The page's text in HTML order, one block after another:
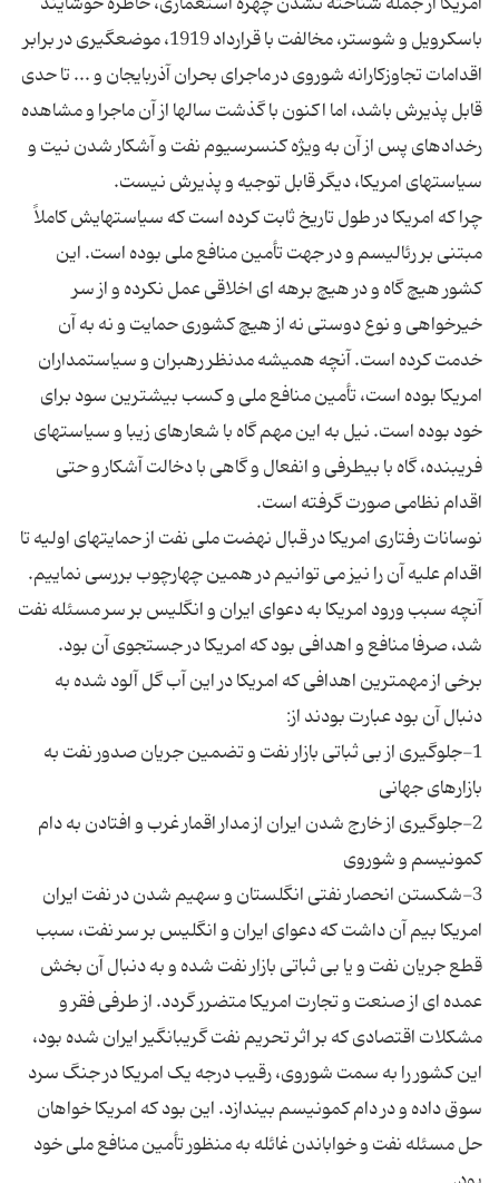
باسکرویل و شوستر، مخالفت با قرارداد 1919، موضعگیری در برابر
اقدامات تجاوزکارانه شوروی در ماجرای بحران آذربایجان و ... تا حدی
قابل پذیرش باشد، اما اکنون با گذشت سالها از آن ماجرا و مشاهده
رخدادهای پس از آن به ویژه کنسرسیوم نفت و آشکار شدن نیت و
چرا که امریکا در طول تاریخ ثابت کرده است که سیاستهایش کاملاً
مبتنی بر رئالیسم و در جهت تأمین منافع ملی بوده است. این
کشور هیچ گاه و در هیچ برهه ای اخلاقی عمل نکرده و از سر
خیرخواهی و نوع دوستی نه از هیچ کشوری حمایت و نه به آن
خدمت کرده است. آنچه همیشه مدنظر رهبران و سیاستمداران
امریکا بوده است، تأمین منافع ملی و کسب بیشترین سود برای
خود بوده است. نیل به این مهم گاه با شعارهای زیبا و سیاستهای
فریبنده، گاه با بیطرفی و انفعال و گاهی با دخالت آشکار و حتی
نوسانات رفتاری امریکا در قبال نهضت ملی نفت از حمایتهای اولیه تا
اقدام علیه آن را نیز می توانیم در همین چهارچوب بررسی نماییم.
آنچه سبب ورود امریکا به دعوای ایران و انگلیس بر سر مسئله نفت
برخی از مهمترین اهدافی که امریکا در این آب گل آلود شده به
1-جلوگیری از بی ثباتی بازار نفت و تضمین جریان صدور نفت به
2-جلوگیری از خارج شدن ایران از مدار اقمار غرب و افتادن به دام
امریکا بیم آن داشت که دعوای ایران و انگلیس بر سر نفت، سبب
قطع جریان نفت و یا بی ثباتی بازار نفت شده و به دنبال آن بخش
عمده ای از صنعت و تجارت امریکا متضرر گردد. از طرفی فقر و
مشکلات اقتصادی که بر اثر تحریم نفت گریبانگیر ایران شده بود،
این کشور را به سمت شوروی، رقیب درجه یک امریکا در جنگ سرد
سوق داده و در دام کمونیسم بیندازد. این بود که امریکا خواهان
حل مسئله نفت و خواباندن غائله به منظور تأمین منافع ملی خود